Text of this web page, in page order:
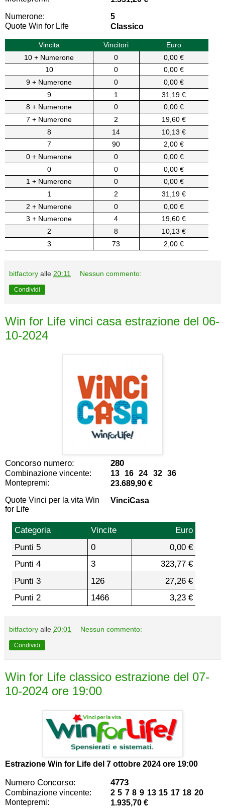
Numerone:
5
Quote Win for Life
Classico
Vincita Vincitori
Euro
10 + Numerone
0
0,00 €
10
0
0,00 €
9 + Numerone
0
0,00 €
9
1
31,19 €
8 + Numerone
0
0,00 €
7 + Numerone
2
19,60 €
8
14
10,13 €
7
90
2,00 €
0 + Numerone
0
0,00 €
0
0
0,00 €
1 + Numerone
0
0,00 €
1
2
31,19 €
2 + Numerone
0
0,00 €
3 + Numerone
4
19,60 €
2
8
10,13 €
3
73 2,00 €
bitfactory alle 20:11 Nessun commento:
Condividi
Win for Life vinci casa estrazione del 06-
10-2024
Concorso numero: 280
Combinazione vincente:
13 16 24 32 36
Montepremi:
23.689,90 €
Quote Vinci per la vita Win
for Life
VinciCasa
Categoria Vincite
Euro
Punti 5
0
0,00 €
Punti 4
3
323,77 €
Punti 3
126
27,26 €
Punti 2
1466 3,23 €
bitfactory alle 20:01 Nessun commento:
Condividi
Win for Life classico estrazione del 07-
10-2024 ore 19:00
Estrazione Win for Life del 7 ottobre 2024 ore 19:00
Numero Concorso: 4773
Combinazione vincente:
2 5 7 8 9 13 15 17 18 20
Montepremi:
1.935,70 €